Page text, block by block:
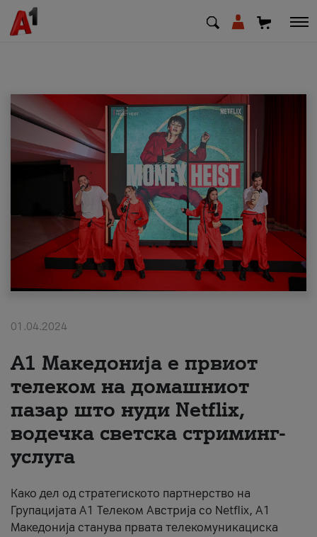
МК EN SQ
Приватни Деловни
Поддршка
Надополни кредит
#ПодобарОнлајн
01.04.2024
А1 Македонија е првиот
телеком на домашниот
пазар што нуди Netflix,
водечка светска стриминг-
услуга
Како дел од стратегиското партнерство на
Групацијата А1 Телеком Австрија со Netflix, А1
Македонија станува првата телекомуникациска